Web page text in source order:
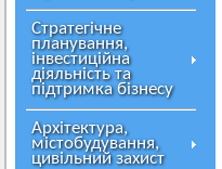
Стратегічне
планування,
інвестиційна
діяльність та
підтримка бізнесу
Архітектура,
містобудування,
цивільний захист